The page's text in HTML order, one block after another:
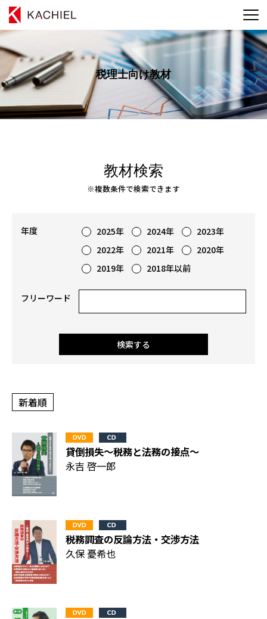
税理士向け教材
教材検索
※複数条件で検索できます
年度 2025年 2024年
2023年
2022年
2021年
2020年
2019年
2018年以前
フリーワード
貸倒損失～税務と法務の接点～
永吉 啓一郎
税務調査の反論方法・交渉方法
久保 憂希也